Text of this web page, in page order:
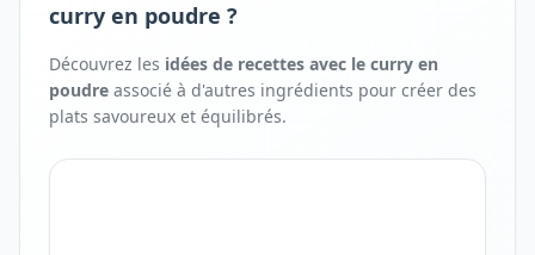
curry en poudre ?
Découvrez les idées de recettes avec le curry en
poudre associé à d'autres ingrédients pour créer des
plats savoureux et équilibrés.